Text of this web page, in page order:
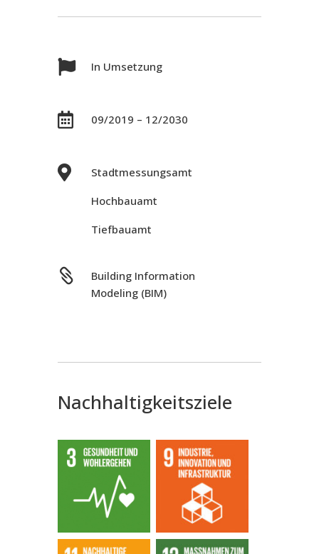
 In Umsetzung
 09/2019 – 12/2030

Stadtmessungsamt
Hochbauamt
Tiefbauamt

Building Information
Modeling (BIM)
Nachhaltigkeitsziele